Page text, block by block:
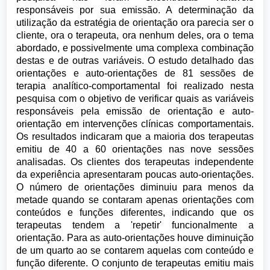
responsáveis por sua emissão. A determinação da
utilização da estratégia de orientação ora parecia ser o
cliente, ora o terapeuta, ora nenhum deles, ora o tema
abordado, e possivelmente uma complexa combinação
destas e de outras variáveis. O estudo detalhado das
orientações e auto-orientações de 81 sessões de
terapia analítico-comportamental foi realizado nesta
pesquisa com o objetivo de verificar quais as variáveis
responsáveis pela emissão de orientação e auto-
orientação em intervenções clínicas comportamentais.
Os resultados indicaram que a maioria dos terapeutas
emitiu de 40 a 60 orientações nas nove sessões
analisadas. Os clientes dos terapeutas independente
da experiência apresentaram poucas auto-orientações.
O número de orientações diminuiu para menos da
metade quando se contaram apenas orientações com
conteúdos e funções diferentes, indicando que os
terapeutas tendem a 'repetir' funcionalmente a
orientação. Para as auto-orientações houve diminuição
de um quarto ao se contarem aquelas com conteúdo e
função diferente. O conjunto de terapeutas emitiu mais